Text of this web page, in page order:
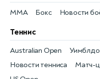
Новости
MMA Бокс
Теннис
Новости тенниса
Australian Open
Матч-